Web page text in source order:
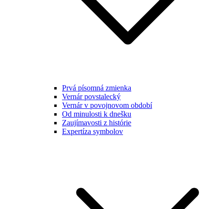
Prvá písomná zmienka
Vernár povstalecký
Vernár v povojnovom období
Od minulosti k dnešku
Zaujímavosti z histórie
Expertíza symbolov